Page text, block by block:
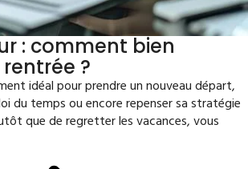
: comment bien
?
idéal pour prendre un nouveau départ,
du temps ou encore repenser sa stratégie
que de regretter les vacances, vous